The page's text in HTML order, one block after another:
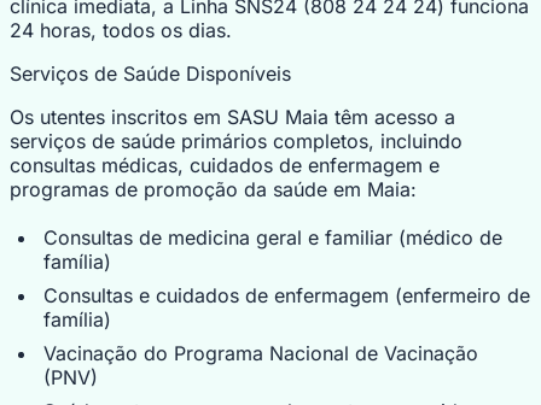
clínica imediata, a Linha SNS24 (808 24 24 24) funciona
24 horas, todos os dias.
Serviços de Saúde Disponíveis
Os utentes inscritos em SASU Maia têm acesso a
serviços de saúde primários completos, incluindo
consultas médicas, cuidados de enfermagem e
programas de promoção da saúde em Maia:
Consultas de medicina geral e familiar (médico de
família)
Consultas e cuidados de enfermagem (enfermeiro de
família)
Vacinação do Programa Nacional de Vacinação
(PNV)